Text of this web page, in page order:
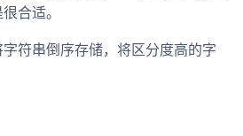
合适。
符串倒序存储，将区分度高的字